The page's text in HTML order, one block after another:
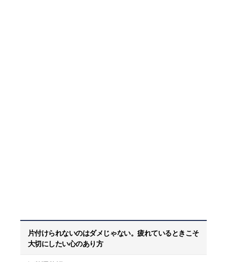
片付けられないのはダメじゃない。疲れているときこそ
大切にしたい心のあり方